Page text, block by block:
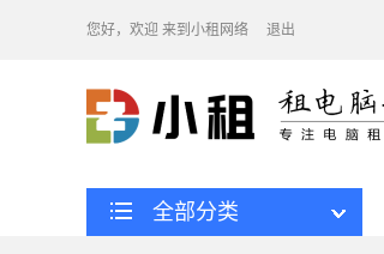
您好，欢迎 来到小租网络 退出
全部分类